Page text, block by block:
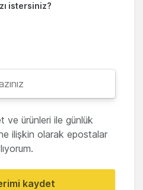
istersiniz?
ve ürünleri ile günlük
ilişkin olarak epostalar
kaydet